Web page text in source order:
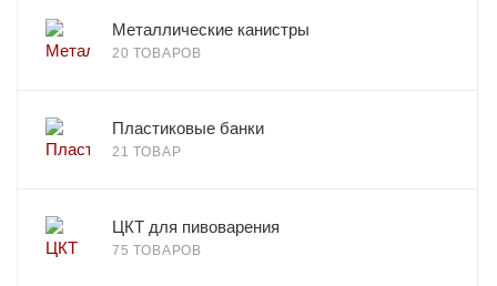
Металлические канистры
20 ТОВАРОВ
Пластиковые банки
21 ТОВАР
ЦКТ для пивоварения
75 ТОВАРОВ